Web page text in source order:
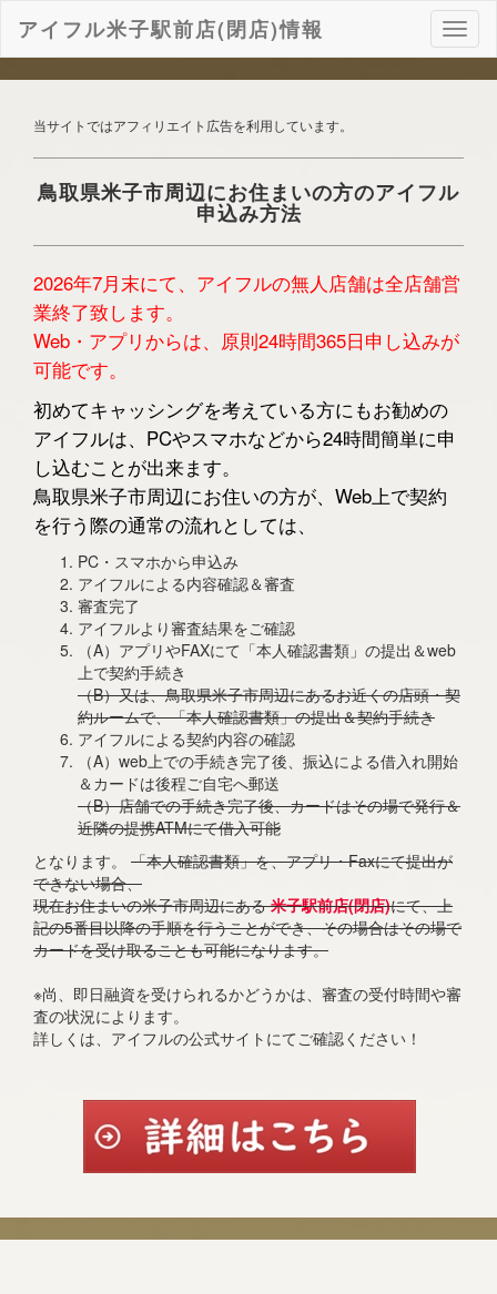
ナ
ビ
ゲ
ン
アイフル米子駅前店(閉店)情報
当サイトではアフィリエイト広告を利用しています。
鳥取県米子市周辺にお住まいの方のアイフル
申込み方法
2026年7月末にて、アイフルの無人店舗は全店舗営
業終了致します。
Web・アプリからは、原則24時間365日申し込みが
可能です。
初めてキャッシングを考えている方にもお勧めの
アイフルは、PCやスマホなどから24時間簡単に申
し込むことが出来ます。
鳥取県米子市周辺にお住いの方が、Web上で契約
を行う際の通常の流れとしては、
PC・スマホから申込み
アイフルによる内容確認＆審査
審査完了
アイフルより審査結果をご確認
（A）アプリやFAXにて「本人確認書類」の提出＆web
上で契約手続き
（B）又は、鳥取県米子市周辺にあるお近くの店頭・契
約ルームで、「本人確認書類」の提出＆契約手続き
アイフルによる契約内容の確認
（A）web上での手続き完了後、振込による借入れ開始
＆カードは後程ご自宅へ郵送
（B）店舗での手続き完了後、カードはその場で発行＆
近隣の提携ATMにて借入可能
となります。 「本人確認書類」を、アプリ・Faxにて提出が
できない場合、
現在お住まいの米子市周辺にある米子駅前店(閉店)にて、上
記の5番目以降の手順を行うことができ、その場合はその場で
カードを受け取ることも可能になります。
※尚、即日融資を受けられるかどうかは、審査の受付時間や審
査の状況によります。
詳しくは、アイフルの公式サイトにてご確認ください！